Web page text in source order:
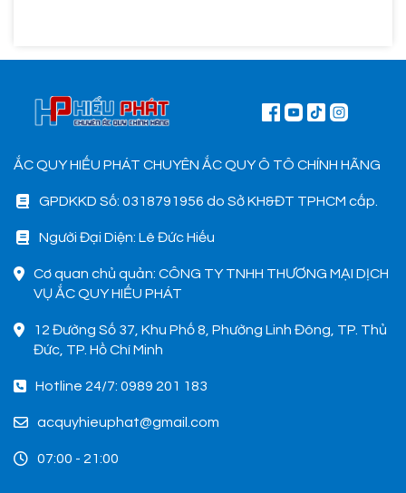
ẮC QUY HIẾU PHÁT CHUYÊN ẮC QUY Ô TÔ CHÍNH HÃNG
GPDKKD Số: 0318791956 do Sở KH&ĐT TPHCM cấp.
Người Đại Diện: Lê Đức Hiếu
Cơ quan chủ quản: CÔNG TY TNHH THƯƠNG MẠI DỊCH
VỤ ẮC QUY HIẾU PHÁT
12 Đường Số 37, Khu Phố 8, Phường Linh Đông, TP. Thủ
Đức, TP. Hồ Chí Minh
Hotline 24/7: 0989 201 183
acquyhieuphat@gmail.com
07:00 - 21:00